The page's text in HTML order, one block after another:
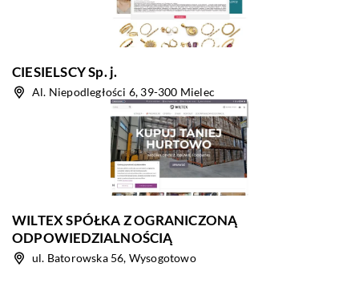
CIESIELSCY Sp. j.
Al. Niepodległości 6, 39-300 Mielec
WILTEX SPÓŁKA Z OGRANICZONĄ
ODPOWIEDZIALNOŚCIĄ
ul. Batorowska 56, Wysogotowo